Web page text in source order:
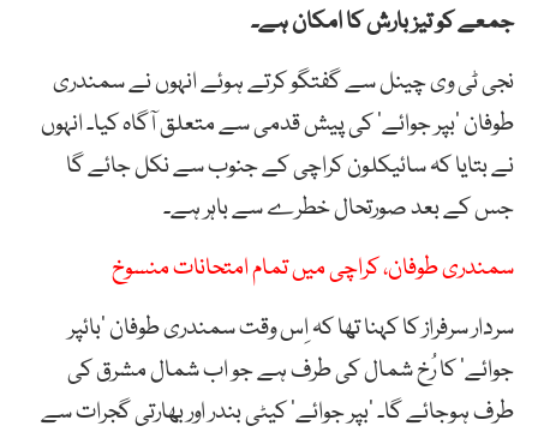
جمعے کو تیز بارش کا امکان ہے۔
نجی ٹی وی چینل سے گفتگو کرتے ہوئے انہوں نے سمندری
طوفان ‘بپر جوائے’ کی پیش قدمی سے متعلق آگاہ کیا۔ انہوں
نے بتایا کہ سائیکلون کراچی کے جنوب سے نکل جائے گا
جس کے بعد صورتحال خطرے سے باہر ہے۔
سمندری طوفان، کراچی میں تمام امتحانات منسوخ
سردار سرفراز کا کہنا تھا کہ اِس وقت سمندری طوفان ‘بائپر
جوائے’ کا رُخ شمال کی طرف ہے جو اب شمال مشرق کی
طرف ہوجائے گا۔ ‘بپر جوائے’ کیٹی بندر اور بھارتی گجرات سے